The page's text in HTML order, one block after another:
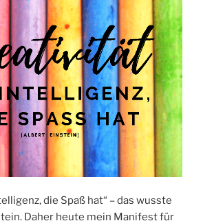
die Spaß hat“ – das wusste
Daher heute mein Manifest für